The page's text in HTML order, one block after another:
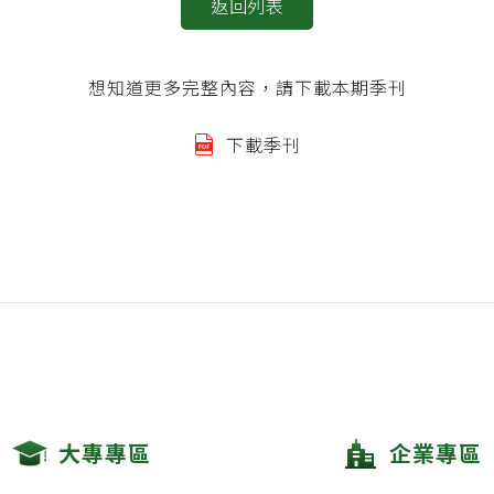
返回列表
想知道更多完整內容，請下載本期季刊
下載季刊
大專專區 企業專區